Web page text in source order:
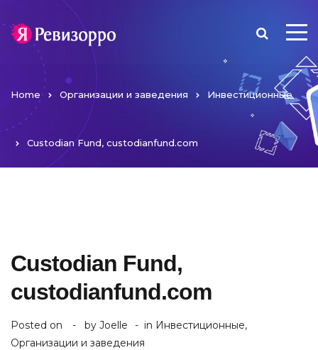
Home Организации и заведения Инвестиционные
Custodian Fund, custodianfund.com
Custodian Fund,
custodianfund.com
Posted on by Joelle in Инвестиционные,
Организации и заведения